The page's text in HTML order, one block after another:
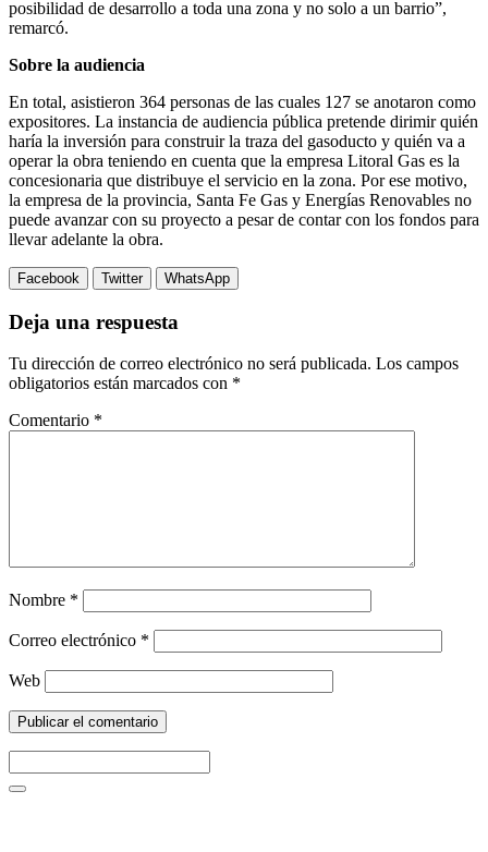
posibilidad de desarrollo a toda una zona y no solo a un barrio”,
remarcó.
Sobre la audiencia
En total, asistieron 364 personas de las cuales 127 se anotaron como
expositores. La instancia de audiencia pública pretende dirimir quién
haría la inversión para construir la traza del gasoducto y quién va a
operar la obra teniendo en cuenta que la empresa Litoral Gas es la
concesionaria que distribuye el servicio en la zona. Por ese motivo,
la empresa de la provincia, Santa Fe Gas y Energías Renovables no
puede avanzar con su proyecto a pesar de contar con los fondos para
llevar adelante la obra.
Facebook Twitter WhatsApp
Deja una respuesta
Tu dirección de correo electrónico no será publicada. Los campos
obligatorios están marcados con *
Comentario *
Nombre *
Correo electrónico *
Web